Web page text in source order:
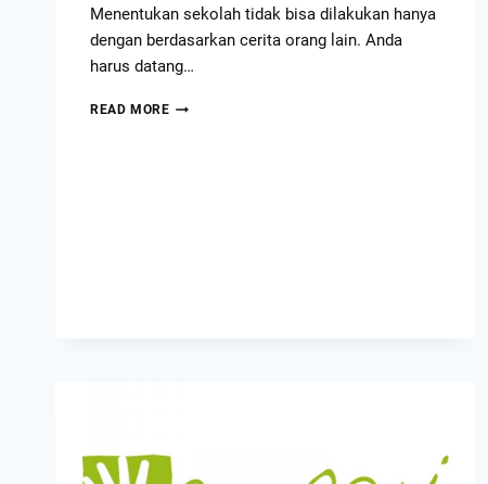
Menentukan sekolah tidak bisa dilakukan hanya
dengan berdasarkan cerita orang lain. Anda
harus datang…
READ MORE